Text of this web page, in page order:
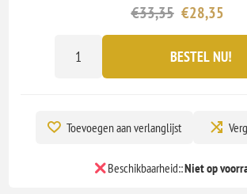
€33,35 €28,35
BESTEL NU!
Toevoegen aan verlanglijst
Beschikbaarheid::Niet op